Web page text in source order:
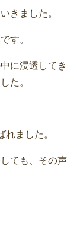
きました。
す。
に浸透してき
た。
れました。
ても、その声